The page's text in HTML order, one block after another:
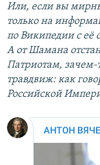
Или, если вы
только на
по Википедии с её
А от Шамана
Патриотам,
травдвиж: как
Российской